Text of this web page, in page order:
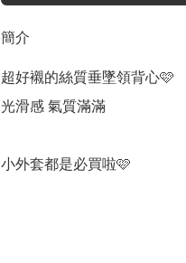
簡介
超好襯的絲質垂墜領背心🩷
光滑感 氣質滿滿
小外套都是必買啦🩷